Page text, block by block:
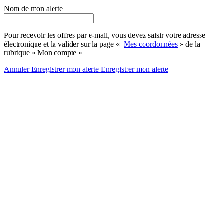
Nom de mon alerte
Pour recevoir les offres par e-mail, vous devez saisir votre adresse
électronique et la valider sur la page « Mes coordonnées » de la
rubrique « Mon compte »
AnnulerEnregistrer mon alerte Enregistrermon alerte